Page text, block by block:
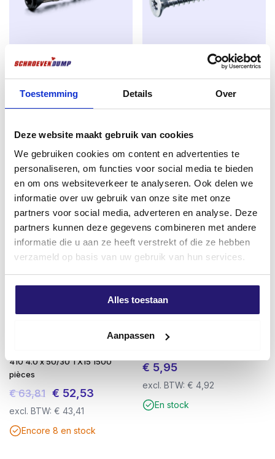
Toestemming Details Over
Deze website maakt gebruik van cookies
We gebruiken cookies om content en advertenties te
personaliseren, om functies voor social media te bieden
en om ons websiteverkeer te analyseren. Ook delen we
informatie over uw gebruik van onze site met onze
partners voor social media, adverteren en analyse. Deze
partners kunnen deze gegevens combineren met andere
informatie die u aan ze heeft verstrekt of die ze hebben
verzameld op basis van uw gebruik van hun services.
Alles toestaan
Aanpassen
Remplacement idéal des boulons filetés en bois
Large plage de serrage grâce à la grande tête à clapet
Entraînement TX profond pour une transmission optimale
50 200pcs TX-25
excl. BTW:€10,74
En stock
4.0 x 40 TX-20 zinguée 200
pièces
€3,58
excl. BTW:
2,96
Rupture de stock
410 4.0 x 50/30 TX15 1500
pièces
€63,81 Le
prix
initial
€ 52,53
actuel
excl. BTW: € 43,41
Encore 8 en stock
Screwdump Powertix Bruislijm
€ 5,95
excl. BTW:€ 4,92
En stock